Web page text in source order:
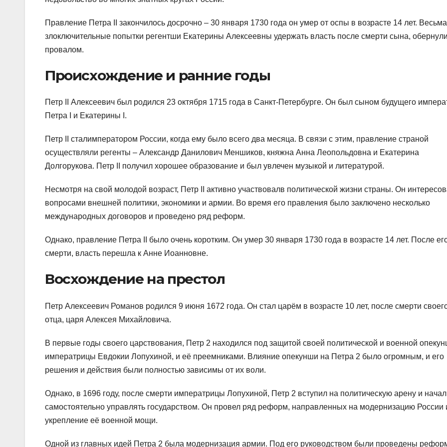
Правление Петра II закончилось досрочно – 30 января 1730 года он умер от оспы в возрасте 14 лет. Весьма
злоключительные попытки регентши Екатерины Алексеевны удержать власть после смерти сына,
провалом.
Происхождение и ранние годы
Петр II Алексеевич был родился 23 октября 1715 года в Санкт-Петербурге. Он был сыном будущего
Петра I и Екатерины I.
Петр II сталимператором России, когда ему было всего два месяца. В связи с этим, правление страной
осуществляли регенты – Александр Данилович Меншиков, княжна Анна Леопольдовна и Екатерина
Долгорукова. Петр II получил хорошее образование и был увлечен музыкой и литературой.
Несмотря на свой молодой возраст, Петр II активно участвовалв политической жизни страны. Он
вопросами внешней политики, экономики и армии. Во время его правления было заключено несколько
международных договоров и проведено ряд реформ.
Однако, правление Петра II было очень коротким. Он умер 30 января 1730 года в возрасте 14 лет. После
смерти, власть перешла к Анне Иоанновне.
Восхождение на престол
Петр Алексеевич Романов родился 9 июня 1672 года. Он стал царём в возрасте 10 лет, после смерти
отца, царя Алексея Михайловича.
В первые годы своего царствования, Петр 2 находился под защитой своей политической и военной
императрицы Евдокии Лопухиной, и её преемниками. Влияние опекунши на Петра 2 было огромным, и его
решения и действия были полностью зависимы от их воли.
Однако, в 1696 году, после смерти императрицы Лопухиной, Петр 2 вступил на политическую арену и начал
самостоятельно управлять государством. Он провел ряд реформ, направленных на модернизацию России
укрепление её военной мощи.
Одной из главных идей Петра 2 была модернизация армии. Под его руководством были проведены